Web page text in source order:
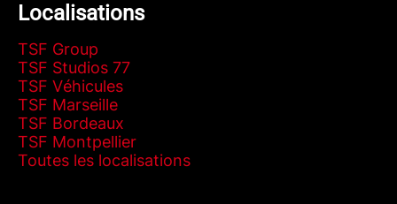
Localisations
TSF Group
TSF Studios 77
TSF Véhicules
TSF Marseille
TSF Bordeaux
TSF Montpellier
Toutes les localisations